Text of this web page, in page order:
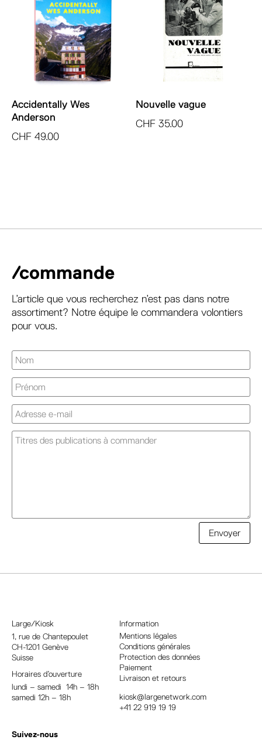
Accidentally Wes
Anderson
CHF 49.00
Nouvelle vague
CHF 35.00
/commande
L’article que vous recherchez n’est pas dans notre
assortiment? Notre équipe le commandera volontiers
pour vous.
Envoyer
e
Large/Kiosk
1, rue de Chantepoulet
CH-1201 Genève
Suisse
Horaires d’ouverture
lundi – samedi 14h – 18h
samedi 12h – 18h
Information
Mentions légales
Conditions générales
Protection des données
Paiement
Livraison et retours
kiosk@largenetwork.com
+41 22 919 19 19
Suivez-nous